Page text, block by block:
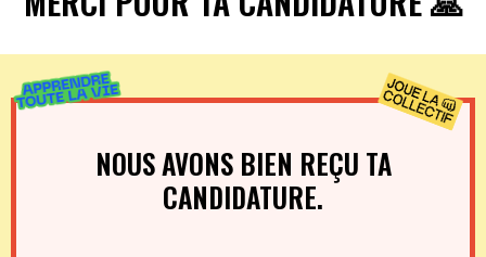
NOUS AVONS BIEN REÇU TA
CANDIDATURE.